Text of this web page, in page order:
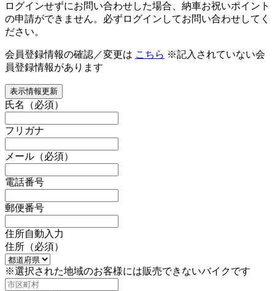
ログインせずにお問い合わせした場合、納車お祝いポイント
の申請ができません。必ずログインしてお問い合わせしてく
ださい。
会員登録情報の確認／変更は こちら ※記入されていない会
員登録情報があります
表示情報更新
氏名 （必須）
フリガナ
メール （必須）
電話番号
郵便番号
住所自動入力
住所 （必須）
※選択された地域のお客様には販売できないバイクです